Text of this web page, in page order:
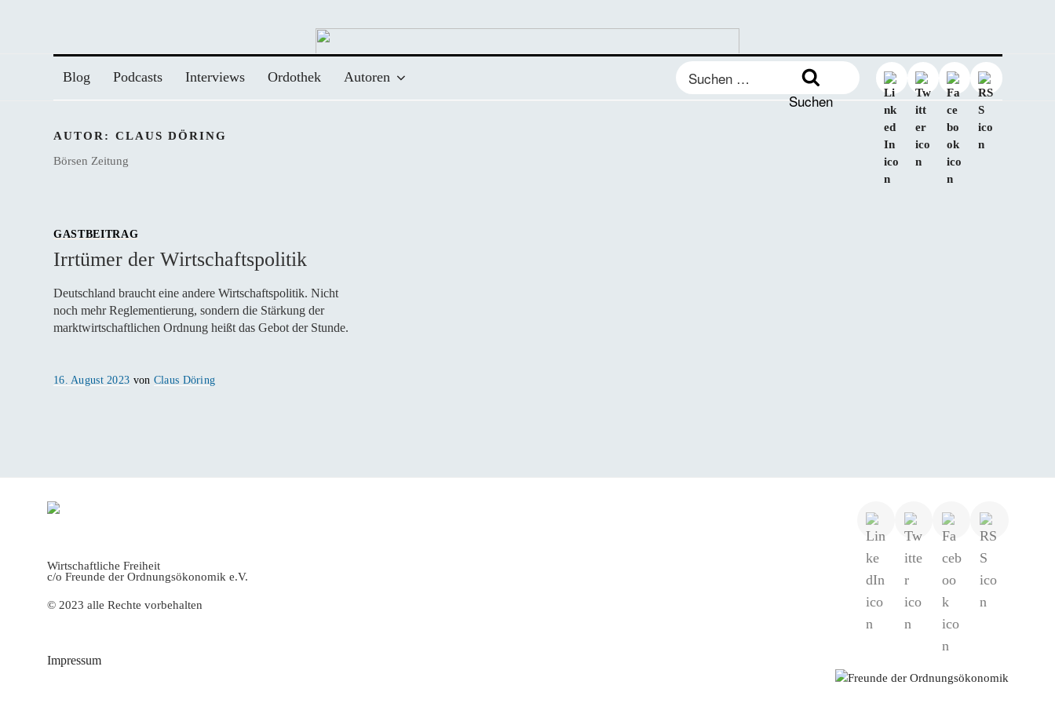
Blog Podcasts Interviews Ordothek Autoren
Suchen
nach:
Suchen
AUTOR: CLAUS DÖRING
Börsen Zeitung
GASTBEITRAG
Irrtümer der Wirtschaftspolitik
Deutschland braucht eine andere Wirtschaftspolitik. Nicht
noch mehr Reglementierung, sondern die Stärkung der
marktwirtschaftlichen Ordnung heißt das Gebot der Stunde.
Veröffentlicht
16. August 2023 von Claus Döring
Wirtschaftliche Freiheit
c/o Freunde der Ordnungsökonomik e.V.
© 2023 alle Rechte vorbehalten
Impressum